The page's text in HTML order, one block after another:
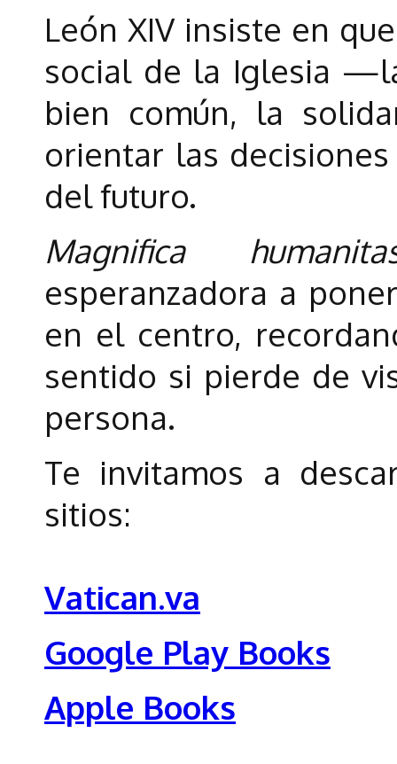
León XIV insiste en
social de la Iglesia
bien común, la
orientar las
del futuro.
Magnifica
esperanzadora a
en el centro,
sentido si pierde de
persona.
Te invitamos a
sitios:
Vatican.va
Google Play Books
Apple Books